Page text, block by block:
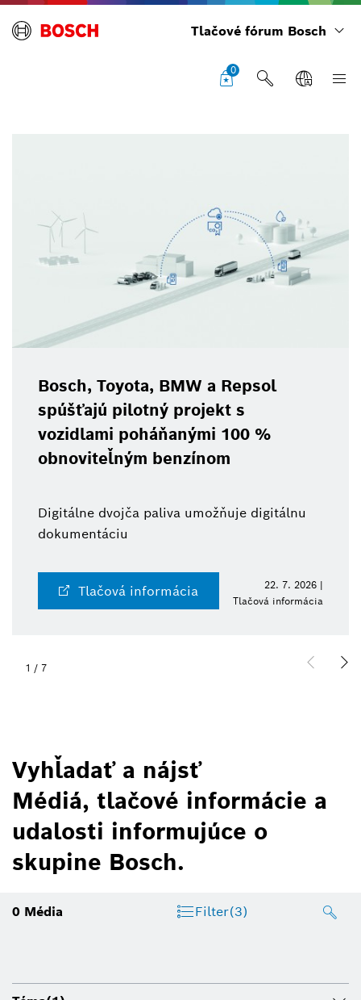
Tlačové fórum Bosch
0
Bosch, Toyota, BMW a Repsol
spúšťajú pilotný projekt s
vozidlami poháňanými 100 %
obnoviteľným benzínom
Digitálne dvojča paliva umožňuje digitálnu
dokumentáciu
Tlačová informácia
22. 7. 2026 |
Tlačová informácia
1 / 7
Vyhľadať a nájsť
Médiá, tlačové informácie a
udalosti informujúce o
skupine Bosch.
0 Média Filter(3)